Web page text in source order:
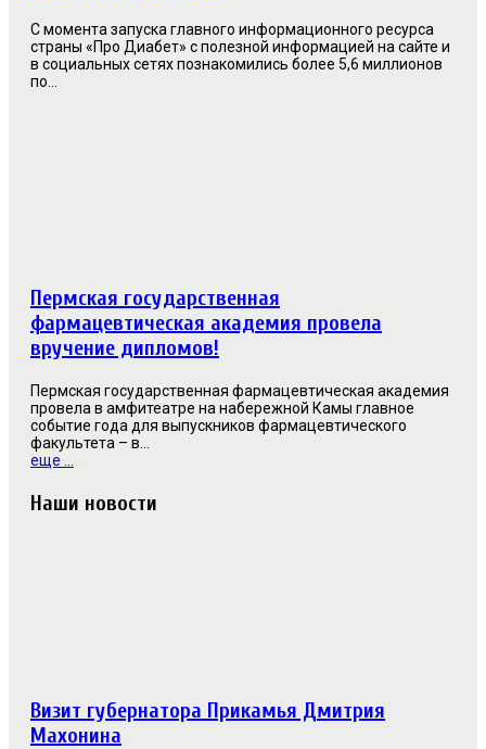
С момента запуска главного информационного ресурса
страны «Про Диабет» с полезной информацией на сайте и
в социальных сетях познакомились более 5,6 миллионов
по...
Пермская государственная
фармацевтическая академия провела
вручение дипломов!
Пермская государственная фармацевтическая академия
провела в амфитеатре на набережной Камы главное
событие года для выпускников фармацевтического
факультета – в...
еще ...
Наши новости
Визит губернатора Прикамья Дмитрия
Махонина